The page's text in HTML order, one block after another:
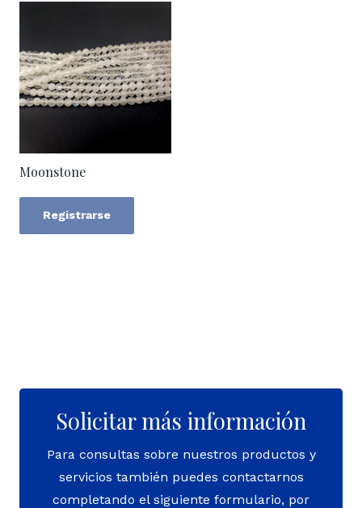
Moonstone
Registrarse
Solicitar más información
Para consultas sobre nuestros productos y
servicios también puedes contactarnos
completando el siguiente formulario, por